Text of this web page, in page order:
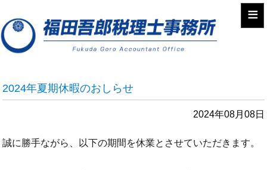
≡
2024年夏期休暇のおしらせ
2024年08月08日
誠に勝手ながら、以下の期間を休業とさせていただきます。